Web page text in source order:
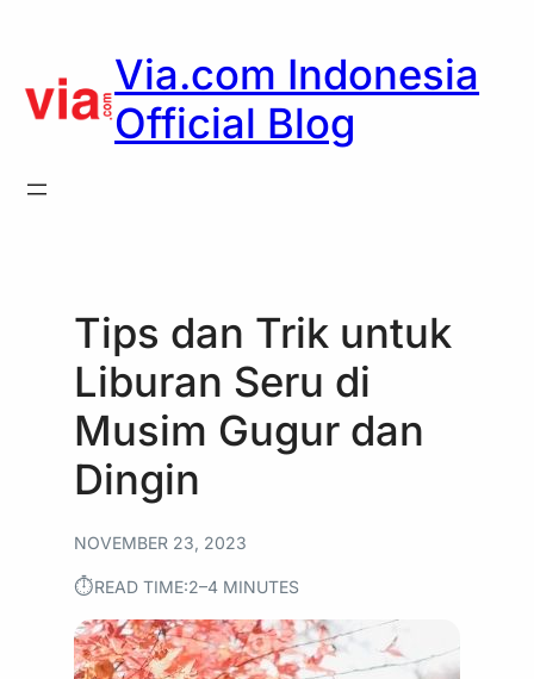
content
Via.com Indonesia
Official Blog
Tips dan Trik untuk
Liburan Seru di
Musim Gugur dan
Dingin
NOVEMBER 23, 2023
⏱︎READ TIME:2–4 MINUTES